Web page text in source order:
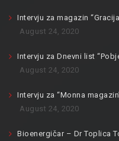
Intervju za magazin
August 24, 2020
Intervju za Dnevni list
August 24, 2020
Intervju za “Monna
August 24, 2020
Bioenergičar – Dr Toplica